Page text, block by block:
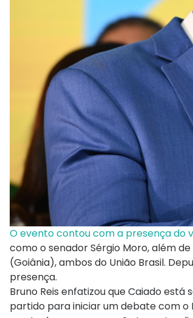
O evento contou com a presença do
como o senador Sérgio Moro, além
(Goiânia), ambos do União Brasil.
presença.
Bruno Reis enfatizou que Caiado está
partido para iniciar um debate com